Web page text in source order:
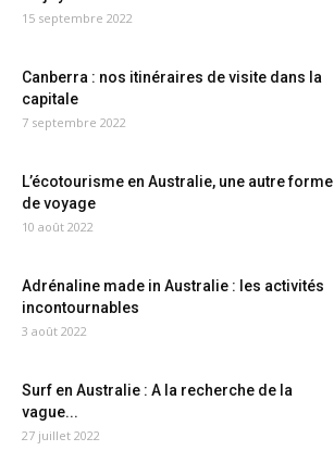
15 septembre 2022
Canberra : nos itinéraires de visite dans la
capitale
7 septembre 2022
L’écotourisme en Australie, une autre forme
de voyage
10 août 2022
Adrénaline made in Australie : les activités
incontournables
3 août 2022
Surf en Australie : A la recherche de la
vague...
27 juillet 2022